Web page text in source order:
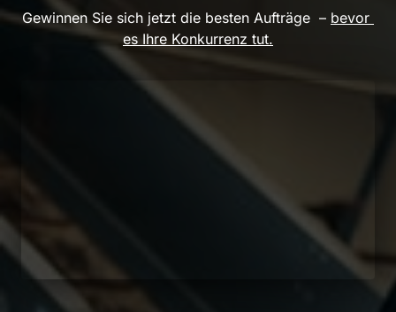
Gewinnen Sie sich jetzt die besten Aufträge  – bevor
es Ihre Konkurrenz tut.